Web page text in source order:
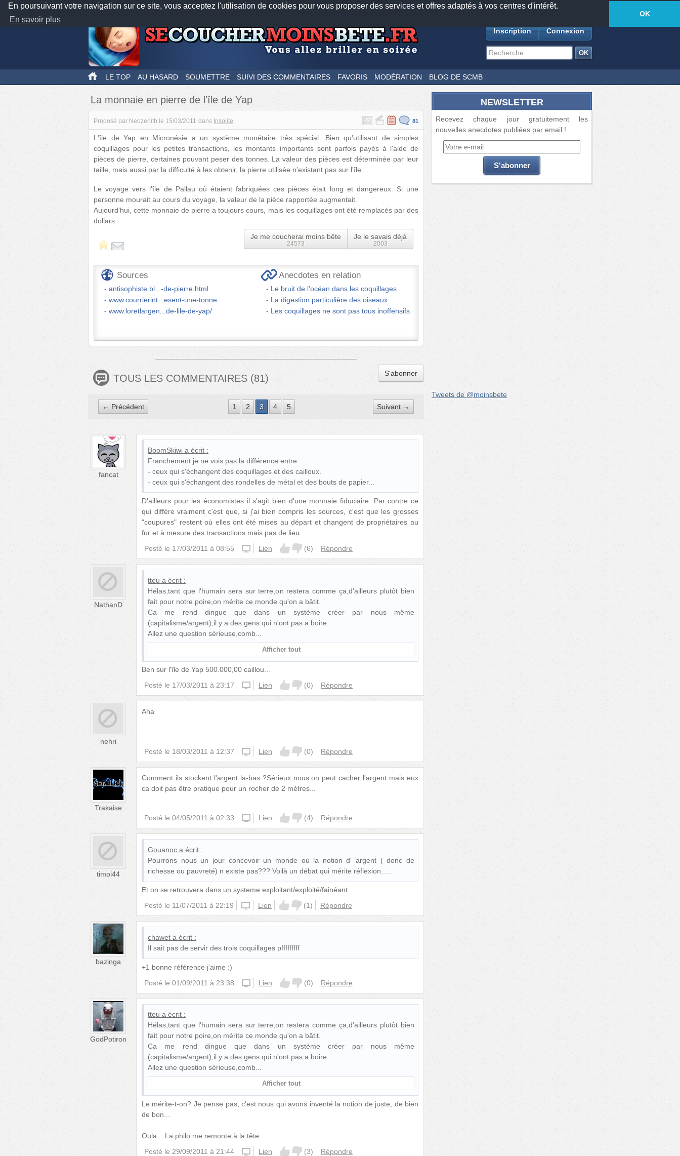
En poursuivant votre navigation sur ce site, vous acceptez l'utilisation de cookies pour vous proposer des services et offres adaptés à vos centres d'intérêt.
En savoir plus
OK
Nos applications mobiles Newsletter Facebook
TwitterFeeds18885anecdotes-465lecteurs connectés
Inscription Connexion
LE TOP AU HASARD SOUMETTRE SUIVI DES COMMENTAIRES FAVORIS MODÉRATION BLOG DE SCMB
La monnaie en pierre de l'île de Yap
Proposé par Neozenith le 15/03/2011 dans Insolite 81
L'île de Yap en Micronésie a un système monétaire très spécial. Bien qu'utilisant de simples
coquillages pour les petites transactions, les montants importants sont parfois payés à l'aide de
pièces de pierre, certaines pouvant peser des tonnes. La valeur des pièces est déterminée par leur
taille, mais aussi par la difficulté à les obtenir, la pierre utilisée n'existant pas sur l'île.
Le voyage vers l'île de Pallau où étaient fabriquées ces pièces était long et dangereux. Si une
personne mourait au cours du voyage, la valeur de la pièce rapportée augmentait.
Aujourd'hui, cette monnaie de pierre a toujours cours, mais les coquillages ont été remplacés par des
dollars.
Je me coucherai moins bête
24573
Je le savais déjà
2003
Sources
antisophiste.bl...-de-pierre.html
www.courrierint...esent-une-tonne
www.loretlargen...de-lile-de-yap/
Anecdotes en relation
Le bruit de l'océan dans les coquillages
La digestion particulière des oiseaux
Les coquillages ne sont pas tous inoffensifs
TOUS LES COMMENTAIRES (81) S'abonner
← Précédent 1 2 3 4 5 Suivant →
fancat
BoomSkiwi a écrit :
Franchement je ne vois pas la différence entre :
- ceux qui s'échangent des coquillages et des cailloux.
- ceux qui s'échangent des rondelles de métal et des bouts de papier...
D'ailleurs pour les économistes il s'agit bien d'une monnaie fiduciaire. Par contre ce
qui diffère vraiment c'est que, si j'ai bien compris les sources, c'est que les grosses
"coupures" restent où elles ont été mises au départ et changent de propriétaires au
fur et à mesure des transactions mais pas de lieu.
Posté le 17/03/2011 à 08:55 unknown
Lien (6) Répondre
NathanD
tteu a écrit :
Hélas,tant que l'humain sera sur terre,on restera comme ça,d'ailleurs plutôt bien
fait pour notre poire,on mérite ce monde qu'on a bâtit.
Ca me rend dingue que dans un système créer par nous même
(capitalisme/argent),il y a des gens qui n'ont pas a boire.
Allez une question sérieuse,comb
Afficher tout
Ben sur l'île de Yap 500.000,00 caillou...
Posté le 17/03/2011 à 23:17 unknown
Lien (0) Répondre
nehri
Aha
Posté le 18/03/2011 à 12:37 unknown
Lien (0) Répondre
Trakaise
Comment ils stockent l'argent la-bas ?Sérieux nous on peut cacher l'argent mais eux
ca doit pas être pratique pour un rocher de 2 mètres...
Posté le 04/05/2011 à 02:33 unknown
Lien (4) Répondre
timoi44
Gouanoc a écrit :
Pourrons nous un jour concevoir un monde où la notion d' argent ( donc de
richesse ou pauvreté) n existe pas??? Voilà un débat qui mérite réflexion.....
Et on se retrouvera dans un systeme exploitant/exploité/fainéant
Posté le 11/07/2011 à 22:19 unknown
Lien (1) Répondre
bazinga
chawet a écrit :
Il sait pas de servir des trois coquillages pfffffffff
+1 bonne référence j'aime :)
Posté le 01/09/2011 à 23:38 unknown
Lien (0) Répondre
GodPotiron
tteu a écrit :
Hélas,tant que l'humain sera sur terre,on restera comme ça,d'ailleurs plutôt bien
fait pour notre poire,on mérite ce monde qu'on a bâtit.
Ca me rend dingue que dans un système créer par nous même
(capitalisme/argent),il y a des gens qui n'ont pas a boire.
Allez une question sérieuse,comb
Afficher tout
Le mérite-t-on? Je pense pas, c'est nous qui avons inventé la notion de juste, de bien
de bon...
Oula... La philo me remonte à la tête...
Posté le 29/09/2011 à 21:44 unknown
Lien (3) Répondre
NEWSLETTER
Recevez chaque jour gratuitement les
nouvelles anecdotes publiées par email !
Tweets de @moinsbete